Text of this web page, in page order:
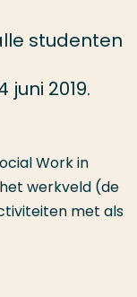
studenten
2019.
Work in
werkveld (de
met als